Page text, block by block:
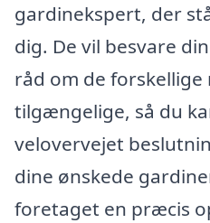
gardinekspert, der
dig. De vil besvare
råd om de
tilgængelige, så du
velovervejet
dine ønskede
foretaget en præcis